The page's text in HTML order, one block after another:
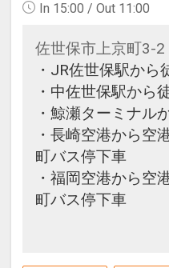
In 15:00 / Out 11:00
佐世保市上京町3-2
・JR佐世保駅から
・中佐世保駅から
・鯨瀬ターミナル
・長崎空港から
町バス停下車
・福岡空港から
町バス停下車